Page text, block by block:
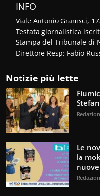
INFO
Viale Antonio Gramsci,
Testata giornalistica
Stampa del Tribunale di
Direttore Resp: Fabio
Notizie più lette
Le
la